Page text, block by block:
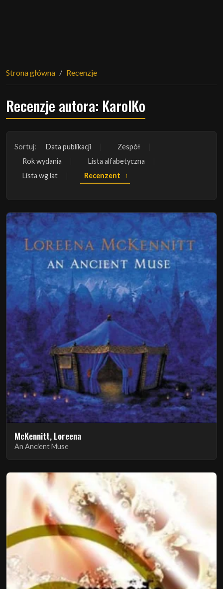
Strona główna Recenzje
Recenzje autora: KarolKo
Sortuj: Data publikacji
Zespół
Rok wydania
Lista alfabetyczna
Lista wg lat
Recenzent
McKennitt, Loreena
An Ancient Muse